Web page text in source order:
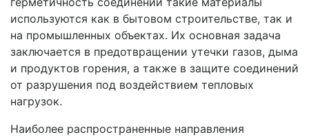
используются как в бытовом строительстве, так и
на промышленных объектах. Их основная задача
заключается в предотвращении утечки газов, дыма
и продуктов горения, а также в защите соединений
от разрушения под воздействием тепловых
нагрузок.
Наиболее распространенные направления